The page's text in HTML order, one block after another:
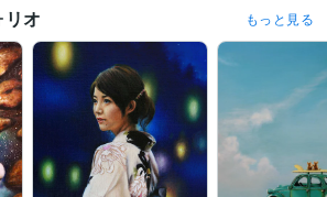
本格的な油絵から可愛らしいイラストまで
物画 アート キャラクター 似顔絵
オ もっと見る